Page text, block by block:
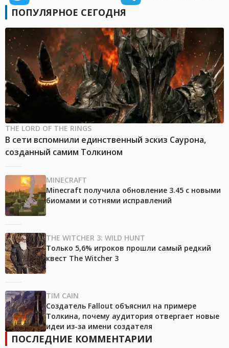
ПОПУЛЯРНОЕ СЕГОДНЯ
THE LORD OF THE RINGS
В сети вспомнили единственный эскиз Саурона,
созданный самим Толкином
MINECRAFT
Minecraft получила обновление 3.45 с новыми
биомами и сотнями исправлений
THE WITCHER 3: WILD HUNT
Только 5,6% игроков прошли самый редкий
квест The Witcher 3
TIM CAIN
Создатель Fallout объяснил на примере
Толкина, почему аудитория отвергает новые
идеи из-за имени создателя
ПОСЛЕДНИЕ КОММЕНТАРИИ